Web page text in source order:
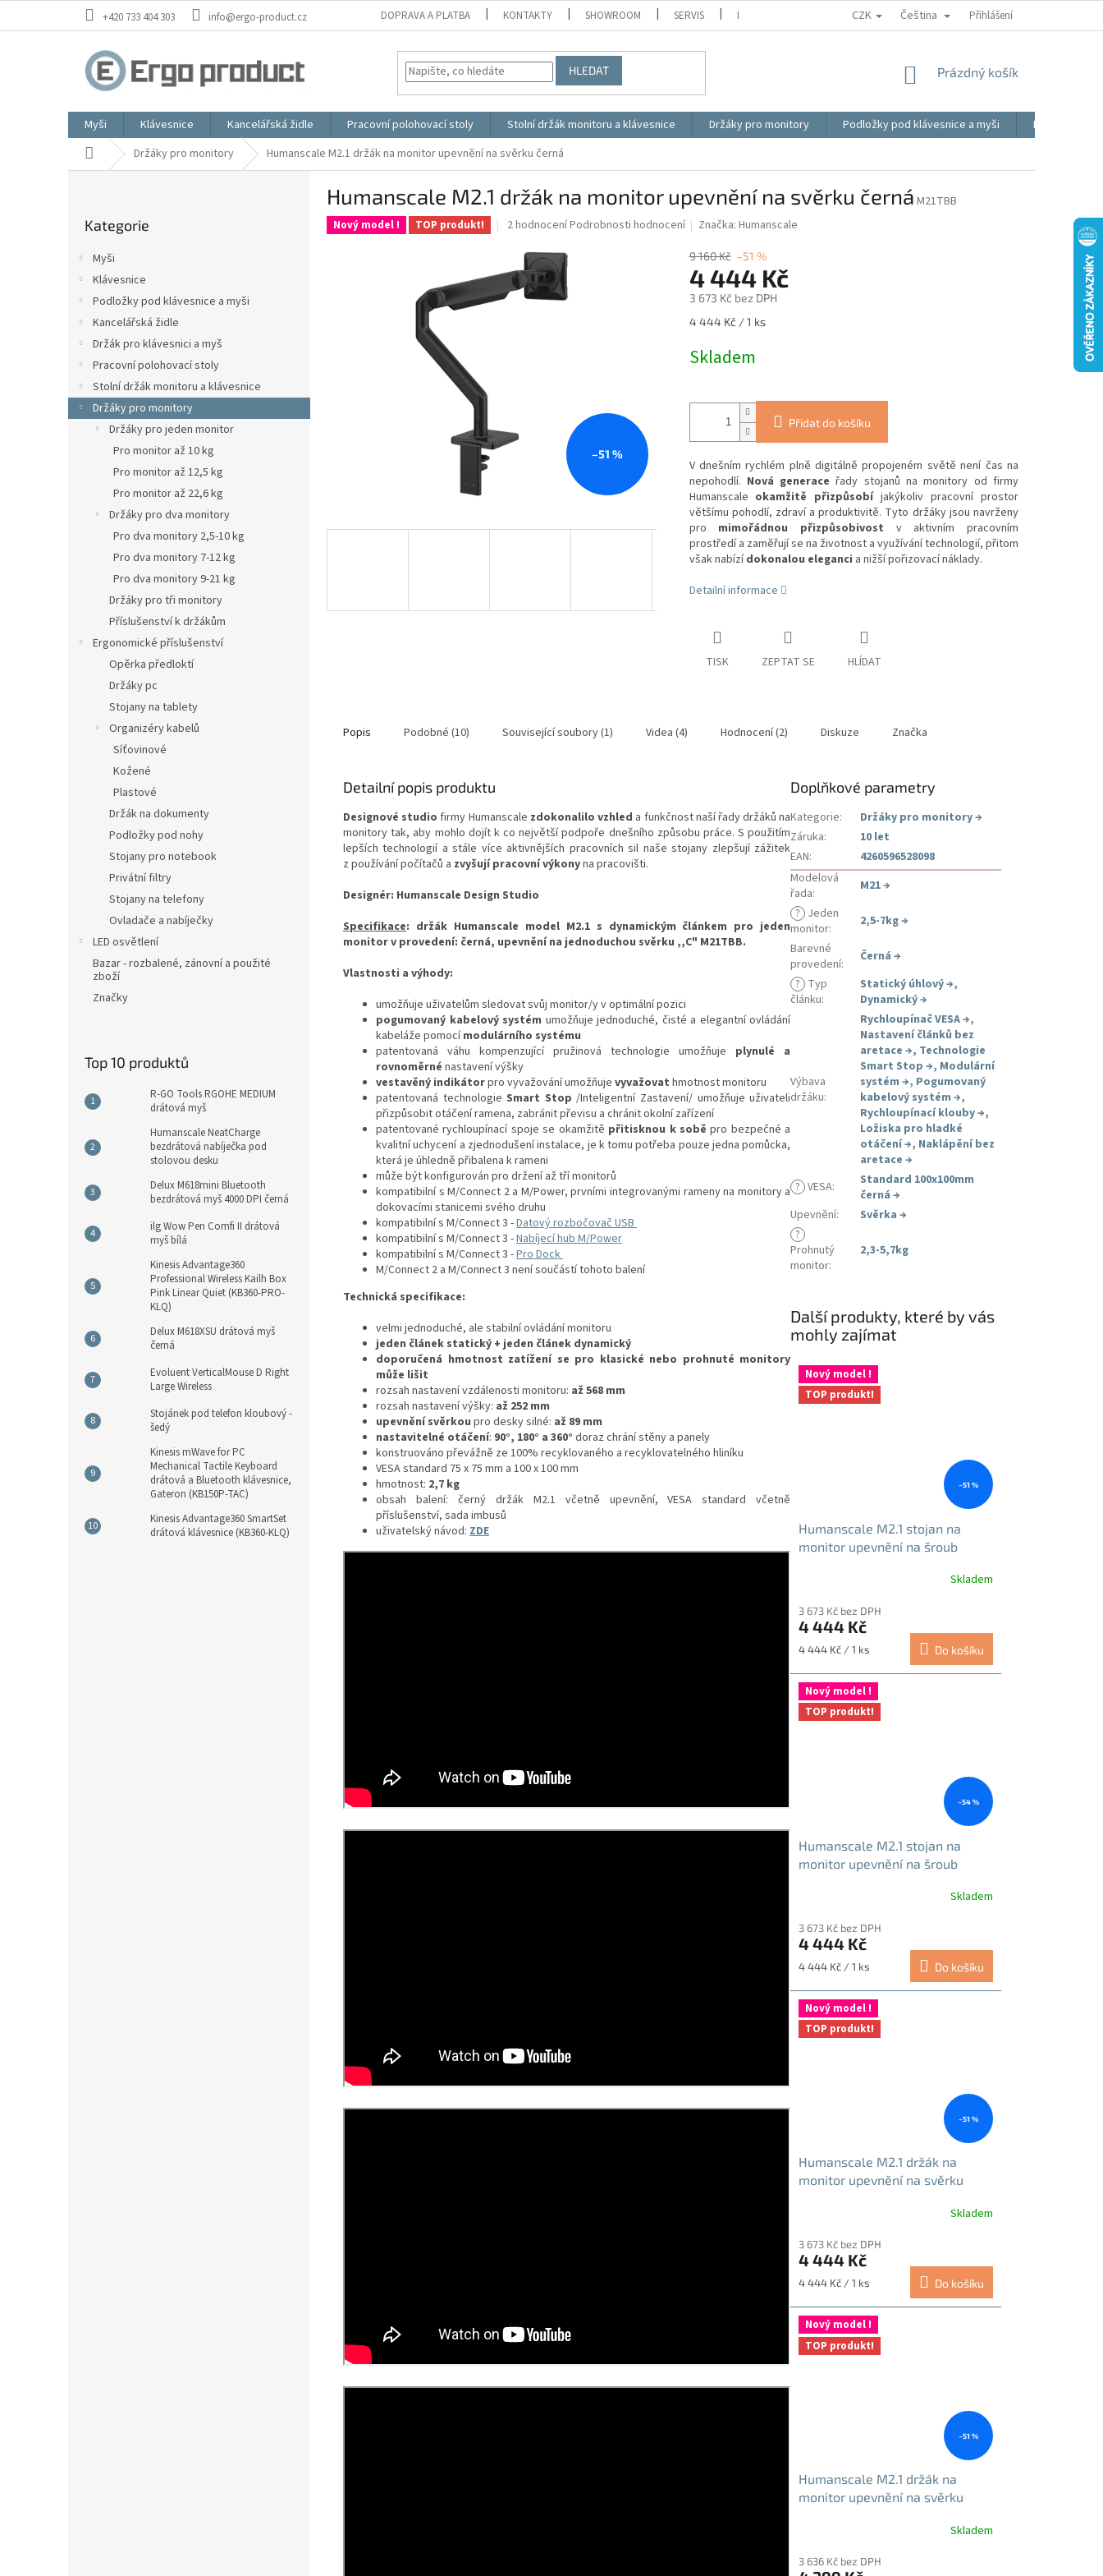
+420 733 404 303 info@ergo-product.cz DOPRAVA A PLATBA KONTAKTY SHOWROOM SERVIS REKLAMACE VIDEO MOJE OBJEDNÁVKA
CZK Čeština Přihlášení
HLEDAT
NÁKUPNÍ
Prázdný košík
Myši Klávesnice Kancelářská židle Pracovní polohovací stoly Stolní držák monitoru a klávesnice Držáky pro monitory Podložky pod klávesnice a myši
Ergonomické
Domů Držáky pro monitory Humanscale M2.1 držák na monitor upevnění na svěrku černá
e
l
kategorie
Kategorie
Myši
Klávesnice
Podložky pod klávesnice a myši
Kancelářská židle
Držák pro klávesnici a myš
Pracovní polohovací stoly
Stolní držák monitoru a klávesnice
Držáky pro monitory
Držáky pro jeden monitor
Pro monitor až 10 kg
Pro monitor až 12,5 kg
Pro monitor až 22,6 kg
Držáky pro dva monitory
Pro dva monitory 2,5-10 kg
Pro dva monitory 7-12 kg
Pro dva monitory 9-21 kg
Držáky pro tři monitory
Příslušenství k držákům
Ergonomické příslušenství
Opěrka předloktí
Držáky pc
Stojany na tablety
Organizéry kabelů
Síťovinové
Kožené
Plastové
Držák na dokumenty
Podložky pod nohy
Stojany pro notebook
Privátní filtry
Stojany na telefony
Ovladače a nabíječky
LED osvětlení
Bazar - rozbalené, zánovní a použité
zboží
Značky
Top 10 produktů
R-GO Tools RGOHE MEDIUM
drátová myš
Humanscale NeatCharge
bezdrátová nabíječka pod
stolovou desku
Delux M618mini Bluetooth
bezdrátová myš 4000 DPI černá
ilg Wow Pen Comfi II drátová
myš bílá
Kinesis Advantage360
Professional Wireless Kailh Box
Pink Linear Quiet (KB360-PRO-
KLQ)
Delux M618XSU drátová myš
černá
Evoluent VerticalMouse D Right
Large Wireless
Stojánek pod telefon kloubový -
šedý
Kinesis mWave for PC
Mechanical Tactile Keyboard
drátová a Bluetooth klávesnice,
Gateron (KB150P-TAC)
Kinesis Advantage360 SmartSet
drátová klávesnice (KB360-KLQ)
Humanscale M2.1 držák na monitor upevnění na svěrku černá M21TBB
Nový model ! TOP produkt!
Průměrné
produktu
je
5,0
z
2 hodnoceníPodrobnosti hodnocení Značka:Humanscale
–51 %
9 160 Kč –51 %
4 444 Kč
3 673 Kč bez DPH
Měrná
4 444 Kč / 1 ks
Skladem
Přidat do košíku
V dnešním rychlém plně digitálně propojeném světě není čas na
nepohodlí. Nová generace řady stojanů na monitory od firmy
Humanscale okamžitě přizpůsobíjakýkoliv pracovní prostor
většímu pohodlí, zdraví a produktivitě. Tyto držáky jsou navrženy
pro mimořádnou přizpůsobivost v aktivním pracovním
prostředí a zaměřují se na životnost a využívání technologií, přitom
však nabízídokonalou eleganci a nižší pořizovací náklady.
Detailní informace
TISK ZEPTAT SE HLÍDAT
Popis Podobné (10) Související soubory (1) Videa (4) Hodnocení (2) Diskuze Značka
Detailní popis produktu
Designové studio firmy Humanscale zdokonalilo vzhled a funkčnost naší řady držáků na
monitory tak, aby mohlo dojít k co největší podpoře dnešního způsobu práce. S použitím
lepších technologií a stále více aktivnějších pracovních sil naše stojany zlepšují zážitek
z používání počítačů a zvyšují pracovní výkonyna pracovišti.
Designér: Humanscale Design Studio
Specifikace: držák Humanscale model M2.1 s dynamickým článkem pro jeden
monitor v provedení: černá, upevněnína jednoduchou svěrku ,,C" M21TBB.
Vlastnosti a výhody:
umožňuje uživatelům sledovat svůj monitor/y v optimální pozici
pogumovaný kabelový systém umožňuje jednoduché, čisté a elegantní ovládání
kabeláže pomocímodulárního systému
patentovaná váhu kompenzující pružinová technologie umožňuje plynulé a
rovnoměrné nastavení výšky
vestavěný indikátorpro vyvažování umožňuje vyvažovat hmotnost monitoru
patentovaná technologieSmart Stop /Inteligentní Zastavení/ umožňuje uživateli
přizpůsobit otáčení ramena, zabránit převisu a chránit okolní zařízení
patentované rychloupínací spoje se okamžitě přitisknou k sobě pro bezpečné a
kvalitní uchycení a zjednodušení instalace, je k tomu potřeba pouze jedna pomůcka,
která je úhledně přibalena k rameni
může být konfigurován pro držení až tří monitorů
kompatibilní s M/Connect 2 a M/Power, prvními integrovanými rameny na monitory a
dokovacími stanicemi svého druhu
kompatibilní s M/Connect 3 -Datový rozbočovač USB
kompatibilní s M/Connect 3 -Nabíjecí hub M/Power
kompatibilní s M/Connect 3 -Pro Dock
M/Connect 2 a M/Connect 3 není součástí tohoto balení
Technická specifikace:
velmi jednoduché, ale stabilní ovládání monitoru
jeden článek statický + jeden článek dynamický
doporučená hmotnost zatížení se pro klasické nebo prohnuté monitory
může lišit
rozsah nastavení vzdálenosti monitoru: až 568 mm
rozsah nastavení výšky: až 252 mm
upevnění svěrkou pro desky silné: až 89 mm
nastavitelné otáčení: 90°, 180° a 360° doraz chrání stěny a panely
konstruováno převážně ze 100% recyklovaného a recyklovatelného hliníku
VESA standard 75 x 75 mm a 100 x 100 mm
hmotnost: 2,7 kg
obsah balení: černý držák M2.1 včetně upevnění, VESA standard včetně
příslušenství, sada imbusů
uživatelský návod: ZDE
Doplňkové parametry
Kategorie: Držáky pro monitory→
Záruka:
10 let
EAN:
4260596528098
Modelová
řada: M21→
? Jeden
monitor: 2,5-7kg→
Barevné
provedení: Černá →
? Typ
článku:
Statický úhlový→,
Dynamický→
Výbava
držáku:
Rychloupínač VESA→,
Nastavení článků bez
aretace →, Technologie
Smart Stop →, Modulární
systém →, Pogumovaný
kabelový systém →,
Rychloupínací klouby→,
Ložiska pro hladké
otáčení→, Naklápění bez
aretace →
? VESA:
Standard 100x100mm
černá →
Upevnění: Svěrka →
?
Prohnutý
monitor:
2,3-5,7kg
Další produkty, které by vás
mohly zajímat
Nový model !
TOP produkt!
–51 %
Humanscale M2.1 stojan na
monitor upevnění na šroub
produktu
je
5,0
5
hvězdiček.
Skladem
3 673 Kč bez DPH
4 444 Kč
Měrná
4 444 Kč / 1 ks Do košíku
Nový model !
TOP produkt!
–54 %
Humanscale M2.1 stojan na
monitor upevnění na šroub
Skladem
3 673 Kč bez DPH
4 444 Kč
Měrná
4 444 Kč / 1 ks Do košíku
Nový model !
TOP produkt!
–51 %
Humanscale M2.1 držák na
monitor upevnění na svěrku
Skladem
3 673 Kč bez DPH
4 444 Kč
Měrná
4 444 Kč / 1 ks Do košíku
Nový model !
TOP produkt!
–51 %
Humanscale M2.1 držák na
monitor upevnění na svěrku
Skladem
3 636 Kč bez DPH